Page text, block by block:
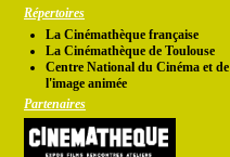
Répertoires
La Cinémathèque française
La Cinémathèque de Toulouse
Centre National du Cinéma et de
l'image animée
Partenaires